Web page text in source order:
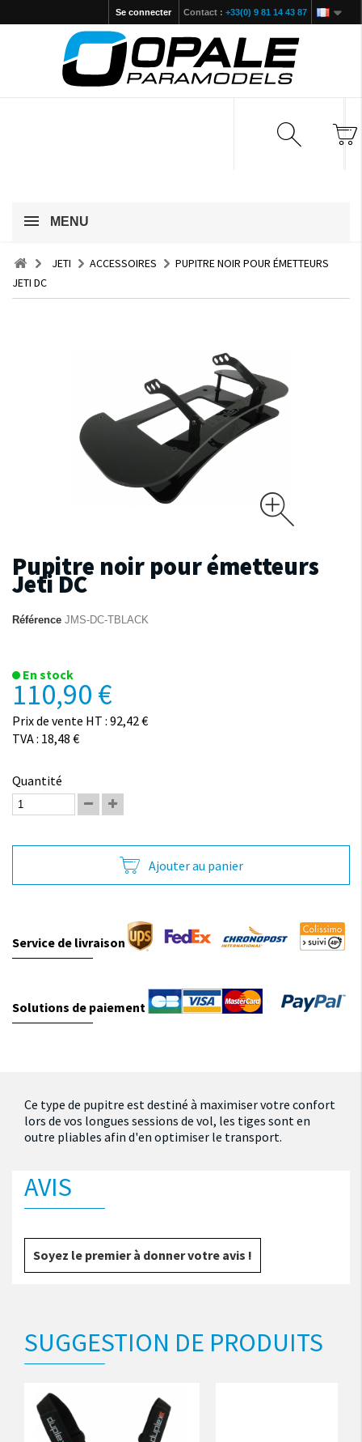
Contact : +33(0) 9 81 14 43 87
Se connecter
MENU
JETI ACCESSOIRES
PUPITRE NOIR POUR ÉMETTEURS
JETI DC
Pupitre noir pour émetteurs
Jeti DC
Référence JMS-DC-TBLACK
En stock
110,90 €
Prix de vente HT : 92,42 €
TVA : 18,48 €
Quantité
Ajouter au panier
Service de livraison
Solutions de paiement
Ce type de pupitre est destiné à maximiser votre confort
lors de vos longues sessions de vol, les tiges sont en
outre pliables afin d'en optimiser le transport.
AVIS
Soyez le premier à donner votre avis !
SUGGESTION DE PRODUITS